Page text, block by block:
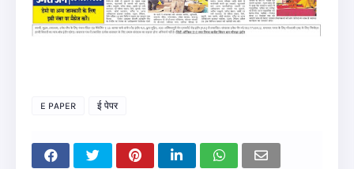
E PAPER ई पेपर